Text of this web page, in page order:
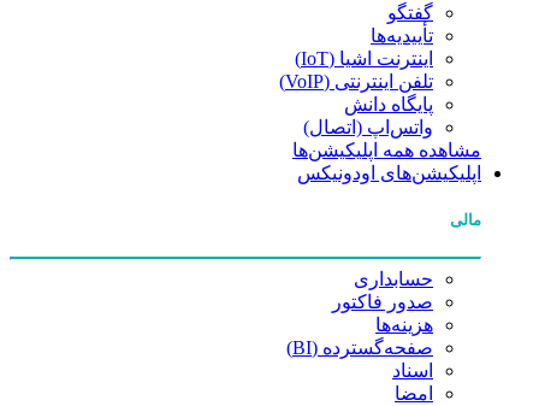
گفتگو
تأییدیه‌ها
اینترنت اشیا (IoT)
تلفن اینترنتی (VoIP)
پایگاه دانش
واتس‌اپ (اتصال)
مشاهده همه اپلیکیشن‌ها
اپلیکیشن‌های اودونیکس
مالی
حسابداری
صدور فاکتور
هزینه‌ها
صفحه‌گسترده (BI)
اسناد
امضا